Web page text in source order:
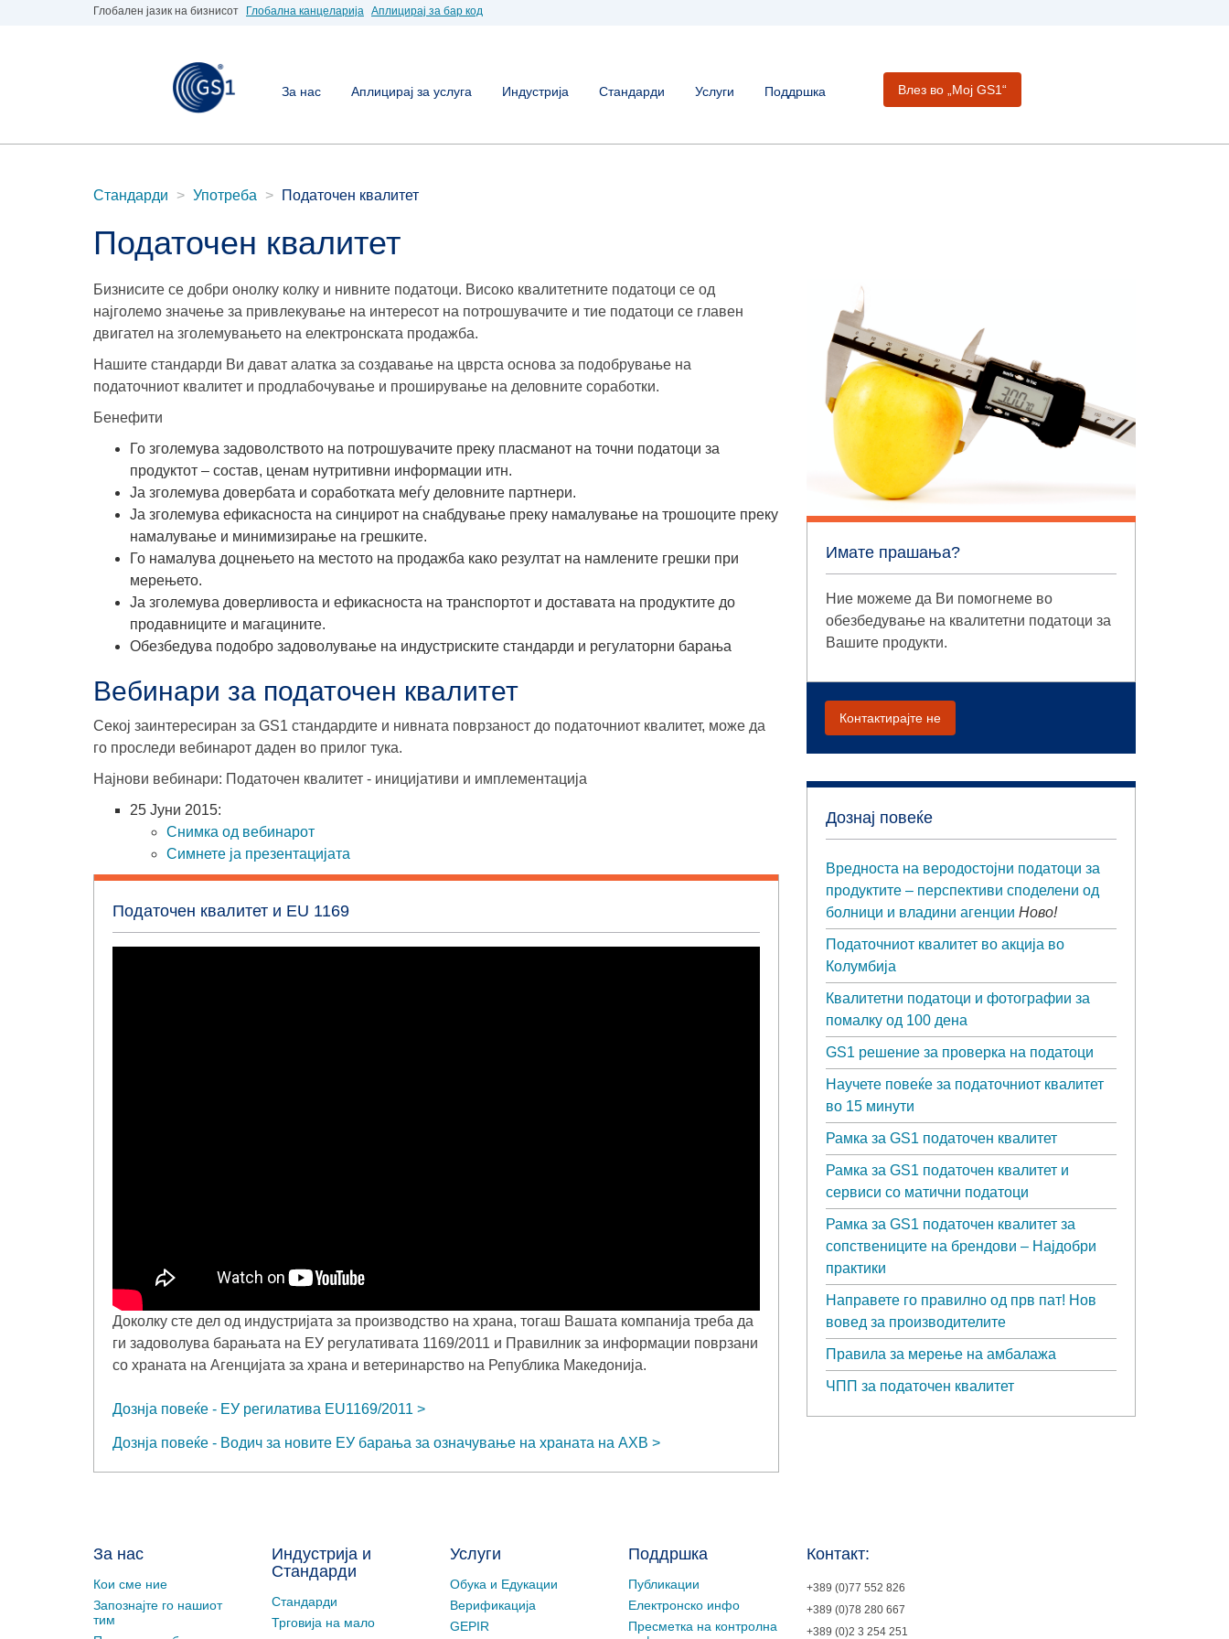
Глобален јазик на бизнисот Глобална канцеларија Аплицирај за бар код
За нас Аплицирај за услуга Индустрија Стандарди Услуги Поддршка Влез во „Moj GS1“
Стандарди Употреба Податочен квалитет
Податочен квалитет
Бизнисите се добри онолку колку и нивните податоци. Високо квалитетните податоци се од
најголемо значење за привлекување на интересот на потрошувачите и тие податоци се главен
двигател на зголемувањето на електронската продажба.
Нашите стандарди Ви дават алатка за создавање на цврста основа за подобрување на
податочниот квалитет и продлабочување и проширување на деловните соработки.
Бенефити
Го зголемува задоволството на потрошувачите преку пласманот на точни податоци за
продуктот – состав, ценам нутритивни информации итн.
Ја зголемува довербата и соработката меѓу деловните партнери.
Ја зголемува ефикасноста на синџирот на снабдување преку намалување на трошоците преку
намалување и минимизирање на грешките.
Го намалува доцнењето на местото на продажба како резултат на намлените грешки при
мерењето.
Ја зголемува доверливоста и ефикасноста на транспортот и доставата на продуктите до
продавниците и магацините.
Обезбедува подобро задоволување на индустриските стандарди и регулаторни барања
Вебинари за податочен квалитет
Секој заинтересиран за GS1 стандардите и нивната поврзаност до податочниот квалитет, може да
го проследи вебинарот даден во прилог тука.
Најнови вебинари: Податочен квалитет - иницијативи и имплементација
25 Јуни 2015:
Снимка од вебинарот
Симнете ја презентацијата
Податочен квалитет и EU 1169
Доколку сте дел од индустријата за производство на храна, тогаш Вашата компанија треба да
ги задоволува барањата на ЕУ регулативата 1169/2011 и Правилник за информации поврзани
со храната на Агенцијата за храна и ветеринарство на Република Македонија.
Дознја повеќе - ЕУ регилатива EU1169/2011
Дознја повеќе - Водич за новите ЕУ барања за означување на храната на АХВ
Имате прашања?
Ние можеме да Ви помогнеме во
обезбедување на квалитетни податоци за
Вашите продукти.
Контактирајте не
Дознај повеќе
Вредноста на веродостојни податоци за
продуктите – перспективи споделени од
болници и владини агенции Ново!
Податочниот квалитет во акција во
Колумбија
Квалитетни податоци и фотографии за
помалку од 100 дена
GS1 решение за проверка на податоци
Научете повеќе за податочниот квалитет
во 15 минути
Рамка за GS1 податочен квалитет
Рамка за GS1 податочен квалитет и
сервиси со матични податоци
Рамка за GS1 податочен квалитет за
сопствениците на брендови – Најдобри
практики
Направете го правилно од прв пат! Нов
вовед за производителите
Правила за мерење на амбалажа
ЧПП за податочен квалитет
За нас
Кои сме ние
Запознајте го нашиот
тим
Индустрија и
Стандарди
Стандарди
Трговија на мало
Услуги
Обука и Едукации
Верификација
GEPIR
Поддршка
Публикации
Електронско инфо
Пресметка на контролна
Контакт:
+389 (0)77 552 826
+389 (0)78 280 667
+389 (0)2 3 254 251